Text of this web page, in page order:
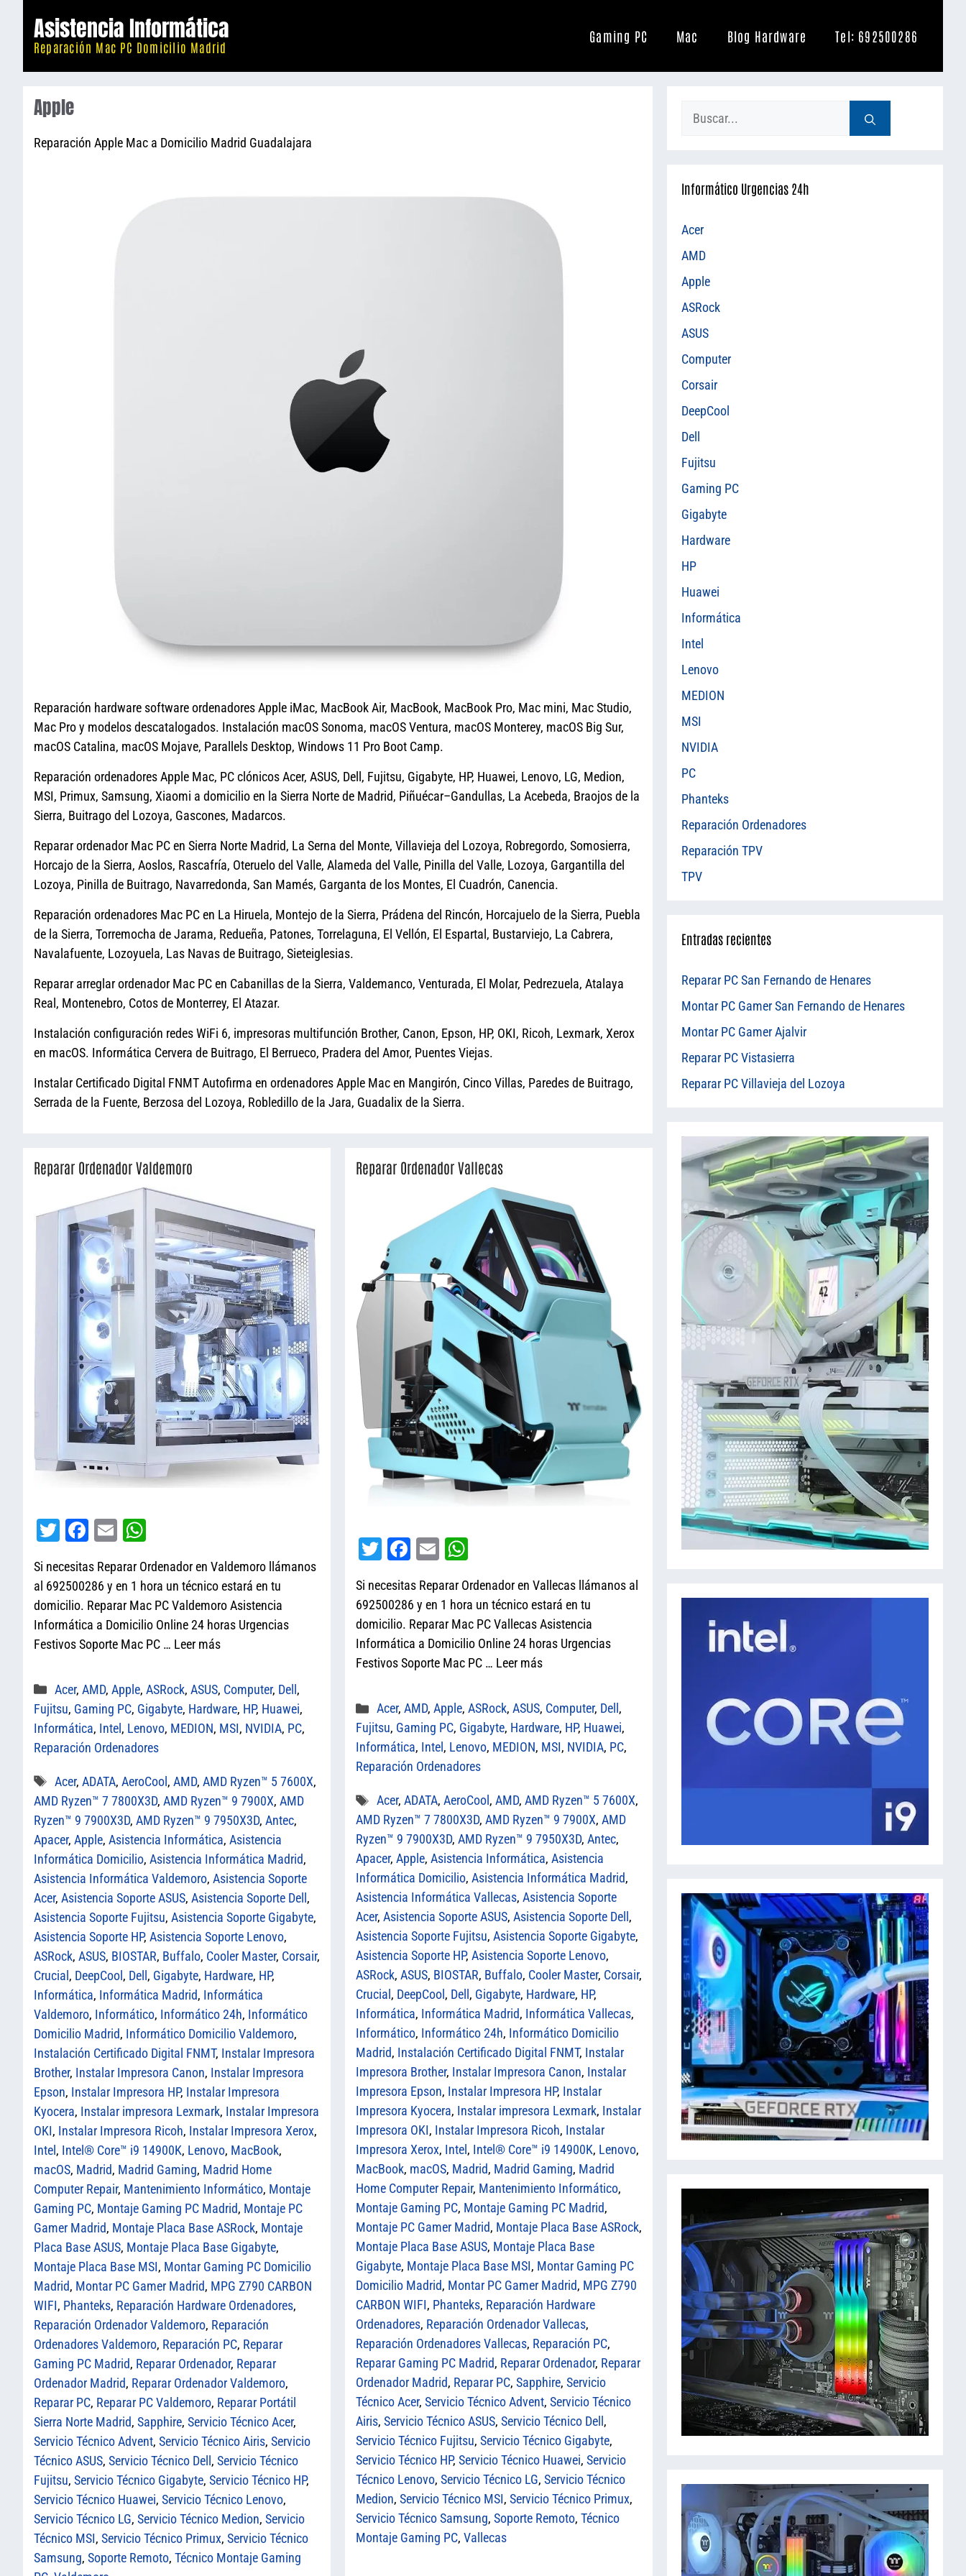
contenido
Asistencia Informática
Reparación Mac PC Domicilio Madrid
Gaming PC Mac Blog Hardware Tel: 692500286
Apple
Reparación Apple Mac a Domicilio Madrid Guadalajara
Reparación hardware software ordenadores Apple iMac, MacBook Air, MacBook, MacBook Pro, Mac mini, Mac Studio,
Mac Pro y modelos descatalogados. Instalación macOS Sonoma, macOS Ventura, macOS Monterey, macOS Big Sur,
macOS Catalina, macOS Mojave, Parallels Desktop, Windows 11 Pro Boot Camp.
Reparación ordenadores Apple Mac, PC clónicos Acer, ASUS, Dell, Fujitsu, Gigabyte, HP, Huawei, Lenovo, LG, Medion,
MSI, Primux, Samsung, Xiaomi a domicilio en la Sierra Norte de Madrid, Piñuécar–Gandullas, La Acebeda, Braojos de la
Sierra, Buitrago del Lozoya, Gascones, Madarcos.
Reparar ordenador Mac PC en Sierra Norte Madrid, La Serna del Monte, Villavieja del Lozoya, Robregordo, Somosierra,
Horcajo de la Sierra, Aoslos, Rascafría, Oteruelo del Valle, Alameda del Valle, Pinilla del Valle, Lozoya, Gargantilla del
Lozoya, Pinilla de Buitrago, Navarredonda, San Mamés, Garganta de los Montes, El Cuadrón, Canencia.
Reparación ordenadores Mac PC en La Hiruela, Montejo de la Sierra, Prádena del Rincón, Horcajuelo de la Sierra, Puebla
de la Sierra, Torremocha de Jarama, Redueña, Patones, Torrelaguna, El Vellón, El Espartal, Bustarviejo, La Cabrera,
Navalafuente, Lozoyuela, Las Navas de Buitrago, Sieteiglesias.
Reparar arreglar ordenador Mac PC en Cabanillas de la Sierra, Valdemanco, Venturada, El Molar, Pedrezuela, Atalaya
Real, Montenebro, Cotos de Monterrey, El Atazar.
Instalación configuración redes WiFi 6, impresoras multifunción Brother, Canon, Epson, HP, OKI, Ricoh, Lexmark, Xerox
en macOS. Informática Cervera de Buitrago, El Berrueco, Pradera del Amor, Puentes Viejas.
Instalar Certificado Digital FNMT Autofirma en ordenadores Apple Mac en Mangirón, Cinco Villas, Paredes de Buitrago,
Serrada de la Fuente, Berzosa del Lozoya, Robledillo de la Jara, Guadalix de la Sierra.
Reparar Ordenador Valdemoro
T
tt
er
Fa
bo
ok
E
ail ts
A
pp
Si necesitas Reparar Ordenador en Valdemoro llámanos
al 692500286 y en 1 hora un técnico estará en tu
domicilio. Reparar Mac PC Valdemoro Asistencia
Informática a Domicilio Online 24 horas Urgencias
Festivos Soporte Mac PC … Leer más
Categorías
Acer, AMD, Apple, ASRock, ASUS, Computer, Dell ,
Fujitsu, Gaming PC, Gigabyte, Hardware, HP, Huawei,
Informática, Intel , Lenovo, MEDION, MSI, NVIDIA, PC,
Reparación Ordenadores
Etiquetas
Acer, ADATA, AeroCool , AMD, AMD Ryzen™ 5 7600X,
AMD Ryzen™ 7 7800X3D, AMD Ryzen™ 9 7900X, AMD
Ryzen™ 9 7900X3D, AMD Ryzen™ 9 7950X3D, Antec,
Apacer, Apple, Asistencia Informática, Asistencia
Informática Domicilio, Asistencia Informática Madrid,
Asistencia Informática Valdemoro, Asistencia Soporte
Acer, Asistencia Soporte ASUS, Asistencia Soporte Dell ,
Asistencia Soporte Fujitsu, Asistencia Soporte Gigabyte,
Asistencia Soporte HP, Asistencia Soporte Lenovo,
ASRock, ASUS, BIOSTAR, Buffalo, Cooler Master, Corsair,
Crucial , DeepCool , Dell , Gigabyte, Hardware, HP,
Informática, Informática Madrid, Informática
Valdemoro, Informático, Informático 24h, Informático
Domicilio Madrid, Informático Domicilio Valdemoro,
Instalación Certificado Digital FNMT, Instalar Impresora
Brother, Instalar Impresora Canon, Instalar Impresora
Epson, Instalar Impresora HP, Instalar Impresora
Kyocera, Instalar impresora Lexmark, Instalar Impresora
OKI, Instalar Impresora Ricoh, Instalar Impresora Xerox,
Intel , Intel® Core™ i9 14900K, Lenovo, MacBook,
macOS, Madrid, Madrid Gaming, Madrid Home
Computer Repair, Mantenimiento Informático, Montaje
Gaming PC, Montaje Gaming PC Madrid, Montaje PC
Gamer Madrid, Montaje Placa Base ASRock, Montaje
Placa Base ASUS, Montaje Placa Base Gigabyte,
Montaje Placa Base MSI, Montar Gaming PC Domicilio
Madrid, Montar PC Gamer Madrid, MPG Z790 CARBON
WIFI, Phanteks, Reparación Hardware Ordenadores,
Reparación Ordenador Valdemoro, Reparación
Ordenadores Valdemoro, Reparación PC, Reparar
Gaming PC Madrid, Reparar Ordenador, Reparar
Ordenador Madrid, Reparar Ordenador Valdemoro,
Reparar PC, Reparar PC Valdemoro, Reparar Portátil
Sierra Norte Madrid, Sapphire, Servicio Técnico Acer,
Servicio Técnico Advent, Servicio Técnico Airis, Servicio
Técnico ASUS, Servicio Técnico Dell , Servicio Técnico
Fujitsu, Servicio Técnico Gigabyte, Servicio Técnico HP,
Servicio Técnico Huawei, Servicio Técnico Lenovo,
Servicio Técnico LG, Servicio Técnico Medion, Servicio
Técnico MSI, Servicio Técnico Primux, Servicio Técnico
Samsung, Soporte Remoto, Técnico Montaje Gaming
Reparar Ordenador Vallecas
T
tt
er
Fa
bo
ok
E
ail ts
A
pp
Si necesitas Reparar Ordenador en Vallecas llámanos al
692500286 y en 1 hora un técnico estará en tu
domicilio. Reparar Mac PC Vallecas Asistencia
Informática a Domicilio Online 24 horas Urgencias
Festivos Soporte Mac PC … Leer más
Categorías
Acer, AMD, Apple, ASRock, ASUS, Computer, Dell ,
Fujitsu, Gaming PC, Gigabyte, Hardware, HP, Huawei,
Informática, Intel , Lenovo, MEDION, MSI, NVIDIA, PC,
Reparación Ordenadores
Etiquetas
Acer, ADATA, AeroCool , AMD, AMD Ryzen™ 5 7600X,
AMD Ryzen™ 7 7800X3D, AMD Ryzen™ 9 7900X, AMD
Ryzen™ 9 7900X3D, AMD Ryzen™ 9 7950X3D, Antec,
Apacer, Apple, Asistencia Informática, Asistencia
Informática Domicilio, Asistencia Informática Madrid,
Asistencia Informática Vallecas, Asistencia Soporte
Acer, Asistencia Soporte ASUS, Asistencia Soporte Dell ,
Asistencia Soporte Fujitsu, Asistencia Soporte Gigabyte,
Asistencia Soporte HP, Asistencia Soporte Lenovo,
ASRock, ASUS, BIOSTAR, Buffalo, Cooler Master, Corsair,
Crucial , DeepCool , Dell , Gigabyte, Hardware, HP,
Informática, Informática Madrid, Informática Vallecas,
Informático, Informático 24h, Informático Domicilio
Madrid, Instalación Certificado Digital FNMT, Instalar
Impresora Brother, Instalar Impresora Canon, Instalar
Impresora Epson, Instalar Impresora HP, Instalar
Impresora Kyocera, Instalar impresora Lexmark, Instalar
Impresora OKI, Instalar Impresora Ricoh, Instalar
Impresora Xerox, Intel , Intel® Core™ i9 14900K, Lenovo,
MacBook, macOS, Madrid, Madrid Gaming, Madrid
Home Computer Repair, Mantenimiento Informático,
Montaje Gaming PC, Montaje Gaming PC Madrid,
Montaje PC Gamer Madrid, Montaje Placa Base ASRock,
Montaje Placa Base ASUS, Montaje Placa Base
Gigabyte, Montaje Placa Base MSI, Montar Gaming PC
Domicilio Madrid, Montar PC Gamer Madrid, MPG Z790
CARBON WIFI, Phanteks, Reparación Hardware
Ordenadores, Reparación Ordenador Vallecas,
Reparación Ordenadores Vallecas, Reparación PC,
Reparar Gaming PC Madrid, Reparar Ordenador, Reparar
Ordenador Madrid, Reparar PC, Sapphire, Servicio
Técnico Acer, Servicio Técnico Advent, Servicio Técnico
Airis, Servicio Técnico ASUS, Servicio Técnico Dell ,
Servicio Técnico Fujitsu, Servicio Técnico Gigabyte,
Servicio Técnico HP, Servicio Técnico Huawei, Servicio
Técnico Lenovo, Servicio Técnico LG, Servicio Técnico
Medion, Servicio Técnico MSI, Servicio Técnico Primux,
Servicio Técnico Samsung, Soporte Remoto, Técnico
Montaje Gaming PC, Vallecas
Informático Urgencias 24h
Acer
AMD
Apple
ASRock
ASUS
Computer
Corsair
DeepCool
Dell
Fujitsu
Gaming PC
Gigabyte
Hardware
HP
Huawei
Informática
Intel
Lenovo
MEDION
MSI
NVIDIA
PC
Phanteks
Reparación Ordenadores
Reparación TPV
TPV
Entradas recientes
Reparar PC San Fernando de Henares
Montar PC Gamer San Fernando de Henares
Montar PC Gamer Ajalvir
Reparar PC Vistasierra
Reparar PC Villavieja del Lozoya